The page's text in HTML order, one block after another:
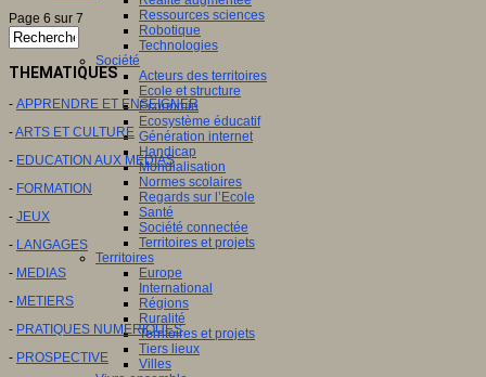
Ressources sciences
Robotique
Technologies
Société
Acteurs des territoires
Ecole et structure
Economie
Ecosystème éducatif
Génération internet
Handicap
Mondialisation
Normes scolaires
Regards sur l’Ecole
Santé
Société connectée
Territoires et projets
Territoires
Europe
International
Régions
Ruralité
Territoires et projets
Tiers lieux
Villes
Page 6 sur 7
THEMATIQUES
- APPRENDRE ET ENSEIGNER
-ARTS ET CULTURE
- EDUCATION AUX MEDIAS
- FORMATION
- JEUX
- LANGAGES
- MEDIAS
- METIERS
- PRATIQUES NUMERIQUES
- PROSPECTIVE